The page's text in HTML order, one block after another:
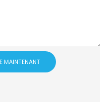
MAINTENANT